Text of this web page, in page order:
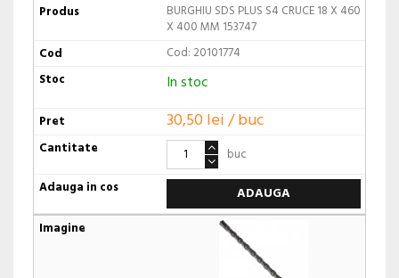
BURGHIU SDS PLUS S4 CRUCE 18 X 460
X 400 MM 153747
Cod: 20101774
In stoc
30,50 lei / buc
buc
ADAUGA